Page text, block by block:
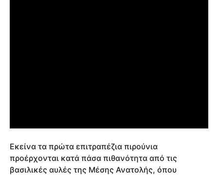
Εκείνα τα πρώτα επιτραπέζια πιρούνια
προέρχονται κατά πάσα πιθανότητα από τις
βασιλικές αυλές της Μέσης Ανατολής, όπου